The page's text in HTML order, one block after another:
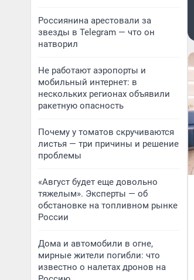
Россиянина арестовали за
звезды в Telegram — что он
натворил
Не работают аэропорты и
мобильный интернет: в
нескольких регионах объявили
ракетную опасность
Почему у томатов скручиваются
листья — три причины и решение
проблемы
«Август будет еще довольно
тяжелым». Эксперты — об
обстановке на топливном рынке
России
Дома и автомобили в огне,
мирные жители погибли: что
известно о налетах дронов на